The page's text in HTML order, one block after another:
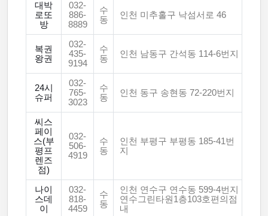
대박
로또
방
032-
886-
8889
수
동
인천 미추홀구 낙섬서로 46
복권
왕권
032-
435-
9194
수
동
인천 남동구 간석동 114-6번지
24시
슈퍼
032-
765-
3023
수
동
인천 동구 송현동 72-220번지
씨스
페이
스(부
평프
렌즈
점)
032-
506-
4919
수
동
인천 부평구 부평동 185-41번
지
나이
스데
이
032-
818-
4459
수
동
인천 연수구 연수동 599-4번지
연수그린타원1층103호편의점
내